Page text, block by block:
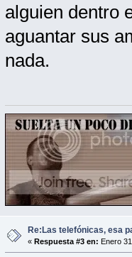
alguien dentro
aguantar sus
nada.
Re:Las telefónicas, esa
« Respuesta #3 en: Enero